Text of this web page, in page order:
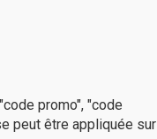
promo", "code
peut être appliquée sur